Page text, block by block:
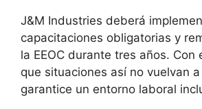
J&M Industries deberá
capacitaciones obligatorias y
la EEOC durante tres años. Con
que situaciones así no vuelvan
garantice un entorno laboral